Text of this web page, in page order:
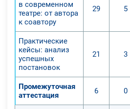
в современном
театре: от автора
к соавтору
29 5
Практические
кейсы: анализ
успешных
постановок
21 3
Промежуточная
аттестация
6 0